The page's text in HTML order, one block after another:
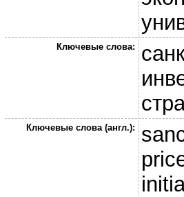
Ключевые слова:
Ключевые слова (англ.):